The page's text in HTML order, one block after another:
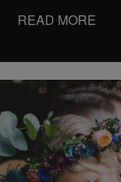
READ MORE